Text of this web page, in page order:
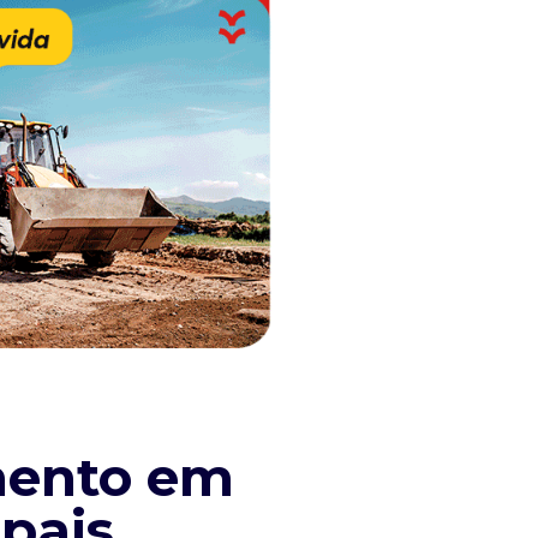
em